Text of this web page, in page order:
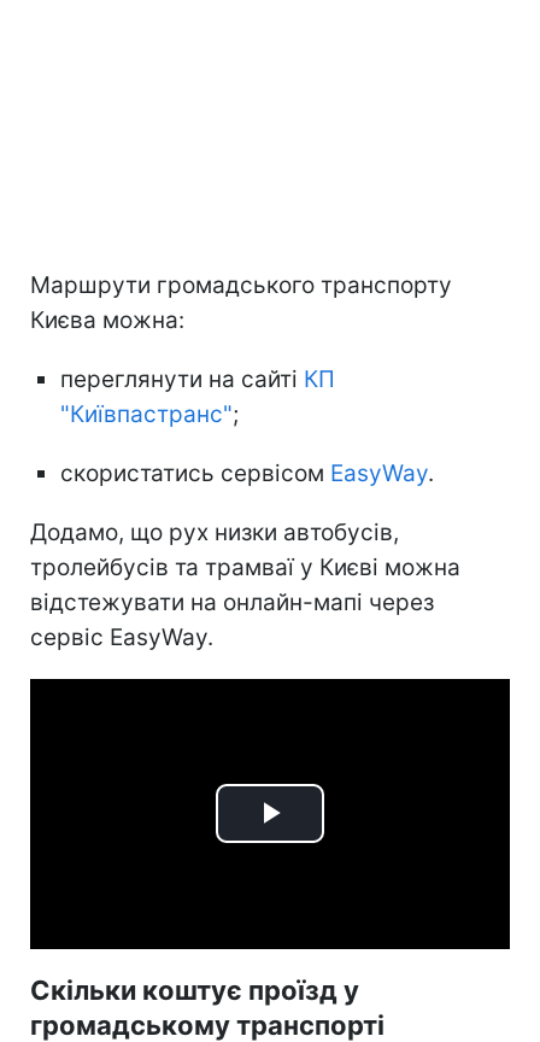
Маршрути громадського транспорту
Києва можна:
переглянути на сайті КП
"Київпастранс";
скористатись сервісом EasyWay.
Додамо, що рух низки автобусів,
тролейбусів та трамваї у Києві можна
відстежувати на онлайн-мапі через
сервіс EasyWay.
Play
Скільки коштує проїзд у
громадському транспорті